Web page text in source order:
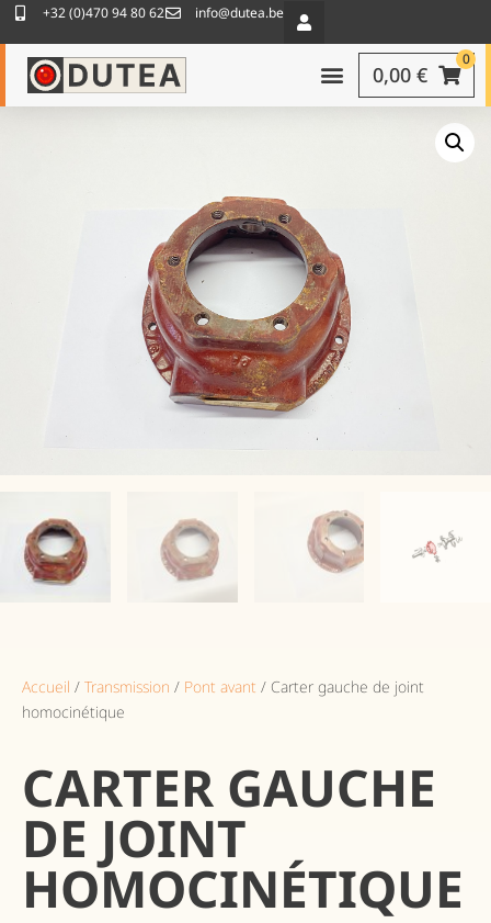
+32 (0)470 94 80 62 info@dutea.be
0
0,00 €
Accueil / Transmission / Pont avant / Carter gauche de joint
homocinétique
CARTER GAUCHE
DE JOINT
HOMOCINÉTIQUE